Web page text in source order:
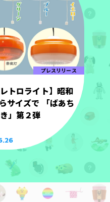
プレスリリース
トロライト】昭和
サイズで 「ばあち
」第２弾